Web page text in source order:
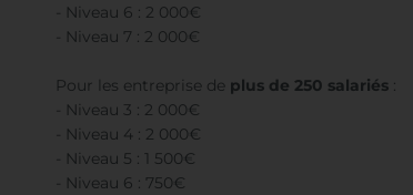
- Niveau 6 : 2 000€
- Niveau 7 : 2 000€
Pour les entreprise de plus de 250 salariés :
- Niveau 3 : 2 000€
- Niveau 4 : 2 000€
- Niveau 5 : 1 500€
- Niveau 6 : 750€